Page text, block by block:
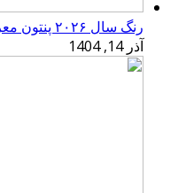
رنگ سال ۲۰۲۶ پنتون معرفی شد: «Cloud Dancer»؛ سفید آرامش‌بخش
آذر 14, 1404